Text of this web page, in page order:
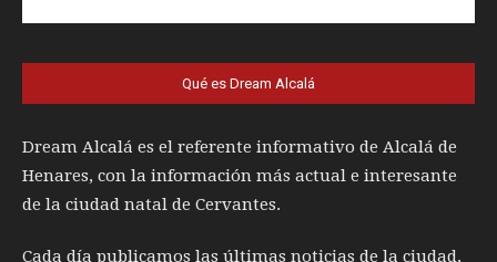
Qué es Dream Alcalá
Dream Alcalá es el referente informativo de Alcalá de
Henares, con la información más actual e interesante
de la ciudad natal de Cervantes.
Cada día publicamos las últimas noticias de la ciudad,